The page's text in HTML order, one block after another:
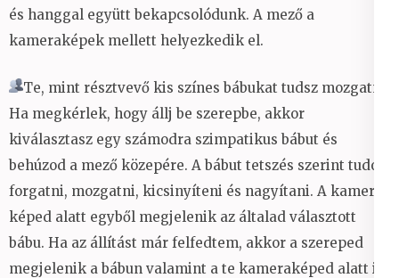
és hanggal együtt bekapcsolódunk. A mező a
kameraképek mellett helyezkedik el.
Te, mint résztvevő kis színes bábukat tudsz mozgatni.
Ha megkérlek, hogy állj be szerepbe, akkor
kiválasztasz egy számodra szimpatikus bábut és
behúzod a mező közepére. A bábut tetszés szerint tudod
forgatni, mozgatni, kicsinyíteni és nagyítani. A kamera
képed alatt egyből megjelenik az általad választott
bábu. Ha az állítást már felfedtem, akkor a szereped
megjelenik a bábun valamint a te kameraképed alatt is.